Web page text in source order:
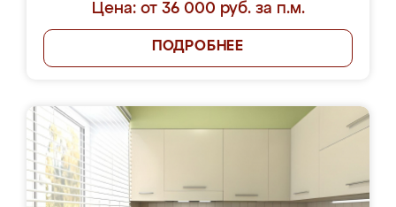
Цена: от 36 000 руб. за п.м.
ПОДРОБНЕЕ